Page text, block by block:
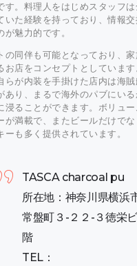
す。料理人をはじめスタッフ
いた経験を持っており、情報
が魅力的です。
の同伴も可能となっており、
お店をコンセプトとしていま
らが内装を手掛けた店内は海
あり、まるで海外のパブにい
浸ることができます。ボリュ
が満載で、またビールだけで
ーも多く提供されています。
TASCA charcoal pu
所在地：神奈川県横浜
常盤町３-２２-３徳栄
階
TEL：